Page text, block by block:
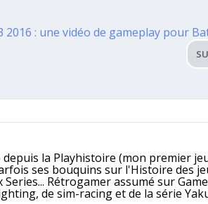
2016 : une vidéo de gameplay pour
la Playhistoire (mon premier
ses bouquins sur l'Histoire des
Rétrogamer assumé sur
de sim-racing et de la série